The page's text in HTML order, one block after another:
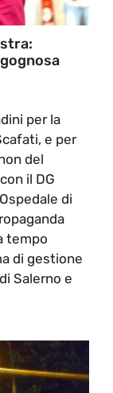
per la
e per
del
il DG
di
tempo
di gestione
Salerno e